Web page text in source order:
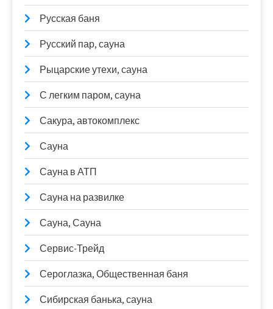
Русская баня
Русский пар, сауна
Рыцарские утехи, сауна
С легким паром, сауна
Сакура, автокомплекс
Сауна
Сауна в АТП
Сауна на развилке
Сауна, Сауна
Сервис-Трейд
Сероглазка, Общественная баня
Сибирская банька, сауна